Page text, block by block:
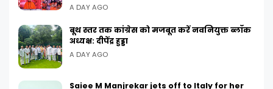
A DAY AGO
बूथ स्तर तक कांग्रेस को मजबूत करें नवनियुक्त ब्लॉक
अध्यक्ष: दीपेंद्र हुड्डा
A DAY AGO
Saiee M Manjrekar jets off to Italy for her